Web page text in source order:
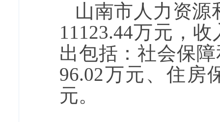
山南市人力资源
11123.44万元 ， 收
出包括：社会保
96.02万元、住房
元。